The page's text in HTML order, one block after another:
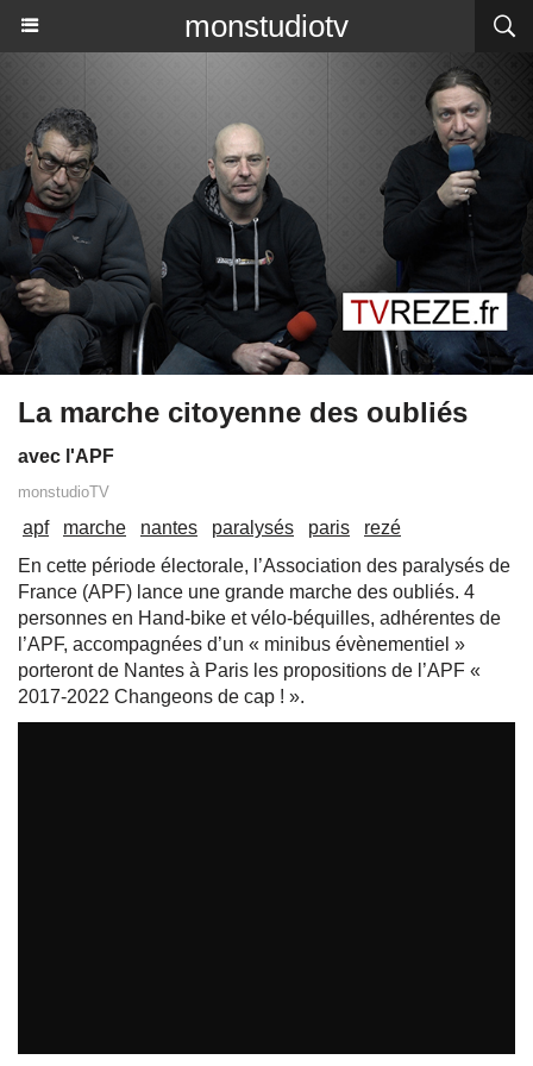
monstudiotv
La marche citoyenne des oubliés
avec l'APF
monstudioTV
apf marche nantes paralysés paris
rezé
En cette période électorale, l’Association des paralysés de
France (APF) lance une grande marche des oubliés. 4
personnes en Hand-bike et vélo-béquilles, adhérentes de
l’APF, accompagnées d’un « minibus évènementiel »
porteront de Nantes à Paris les propositions de l’APF «
2017-2022 Changeons de cap ! ».